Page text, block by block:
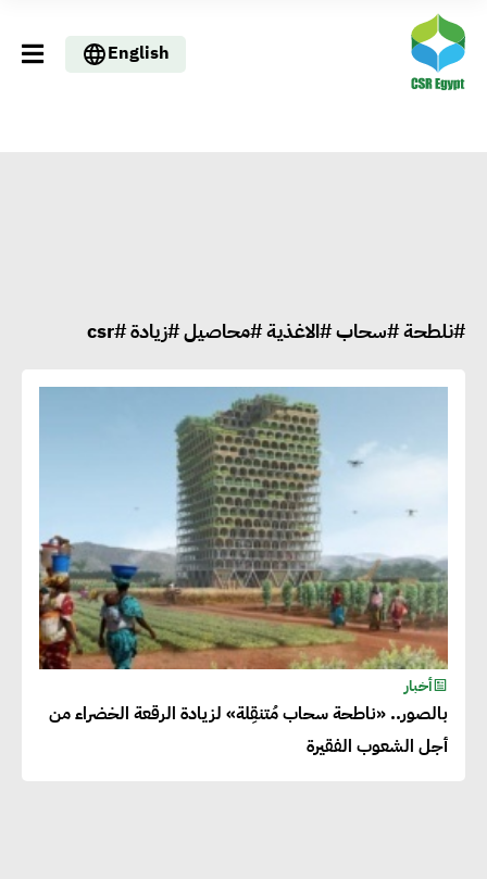
English
#نلطحة #سحاب #الاغذية #محاصيل #زيادة #csr
أخبار
بالصور.. «ناطحة سحاب مُتنقِلة» لزيادة الرقعة الخضراء من
أجل الشعوب الفقيرة